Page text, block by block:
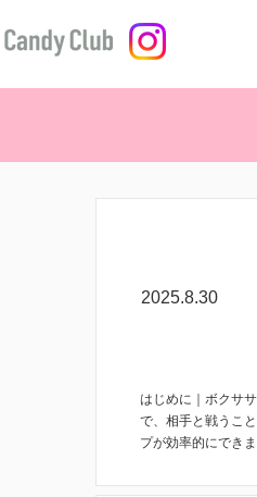
2025.8.30
はじめに｜ボクサ
で、相手と戦うこ
プが効率的にでき